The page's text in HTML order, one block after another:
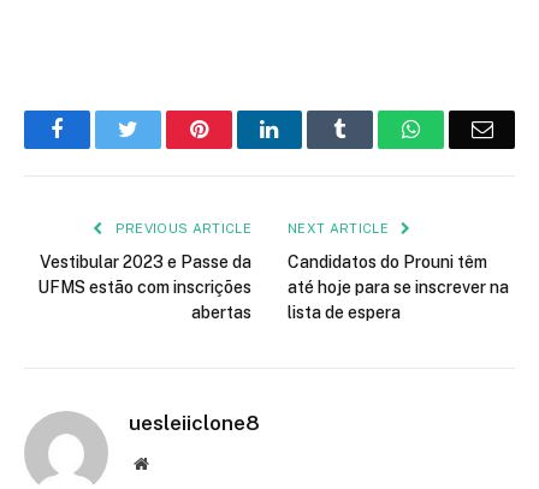
FacebookTwitter PinterestLinkedIn Tumblr WhatsApp
PREVIOUS ARTICLE
Vestibular 2023 e Passe da
UFMS estão com inscrições
abertas
NEXT ARTICLE
Candidatos do Prouni têm
até hoje para se inscrever na
lista de espera
uesleiiclone8
Website